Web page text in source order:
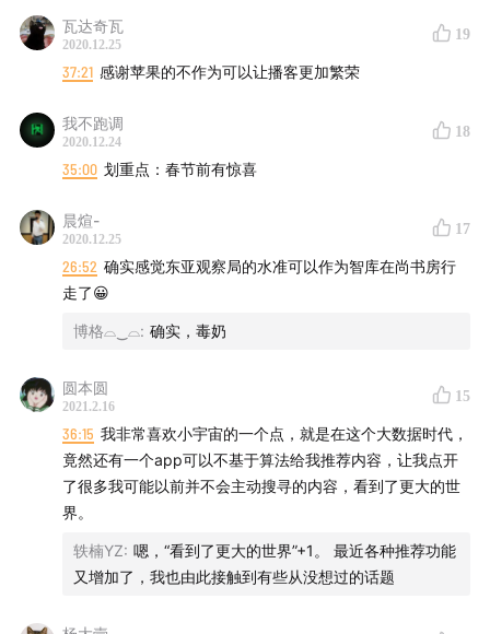
瓦达奇瓦
2020.12.25
19
37:21 感谢苹果的不作为可以让播客更加繁荣
我不跑调
2020.12.24
18
35:00 划重点：春节前有惊喜
晨煊-
2020.12.25
17
26:52 确实感觉东亚观察局的水准可以作为智库在尚书房行
走了😀
博格⌓‿⌓: 确实，毒奶
圆本圆
2021.2.16
15
36:15 我非常喜欢小宇宙的一个点，就是在这个大数据时代，
竟然还有一个app可以不基于算法给我推荐内容，让我点开
了很多我可能以前并不会主动搜寻的内容，看到了更大的世
界。
轶楠YZ: 嗯，“看到了更大的世界”+1。 最近各种推荐功能
又增加了，我也由此接触到有些从没想过的话题